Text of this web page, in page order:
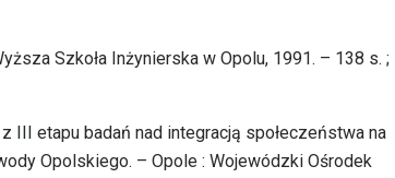
Szkoła Inżynierska w Opolu, 1991. – 138 s. ;
III etapu badań nad integracją społeczeństwa na
Opolskiego. – Opole : Wojewódzki Ośrodek